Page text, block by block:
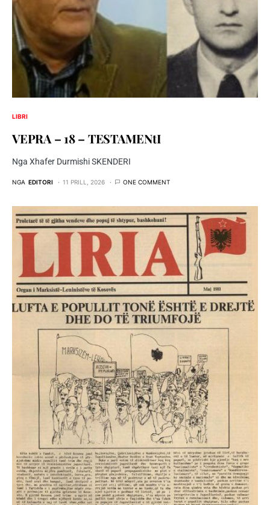
LIBRI
VEPRA – 18 – TESTAMENtI
Nga Xhafer Durmishi SKENDERI
NGA EDITORI 11 PRILL, 2026 ONE COMMENT